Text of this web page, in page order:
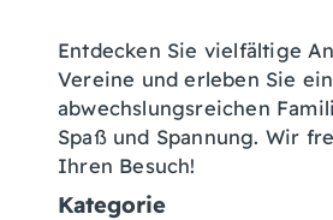
Entdecken Sie vielfältige
Vereine und erleben Sie
abwechslungsreichen
Spaß und Spannung. Wir
Ihren Besuch!
Kategorie